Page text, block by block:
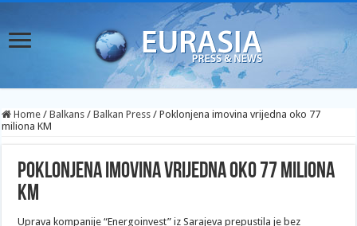
Home / Balkans / Balkan Press / Poklonjena imovina vrijedna oko 77
miliona KM
Poklonjena imovina vrijedna oko 77 miliona
KM
Uprava kompanije “Energoinvest” iz Sarajeva prepustila je bez